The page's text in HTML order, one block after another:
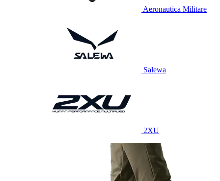
Aeronautica Militare
Salewa
2XU